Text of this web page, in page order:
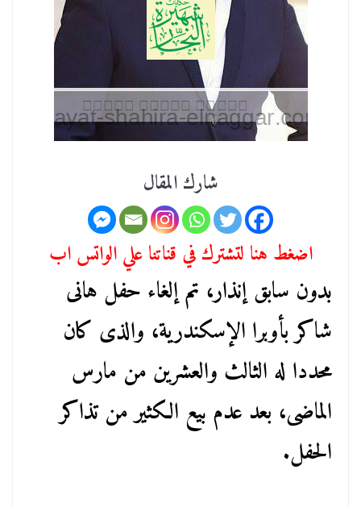
شارك المقال
اضغط هنا لتشترك في قناتنا علي الواتس اب
بدون سابق إنذار، تم إلغاء حفل هانى
شاكر بأوبرا الإسكندرية، والذى كان
محددا له الثالث والعشرين من مارس
الماضى، بعد عدم بيع الكثير من تذاكر
الحفل.